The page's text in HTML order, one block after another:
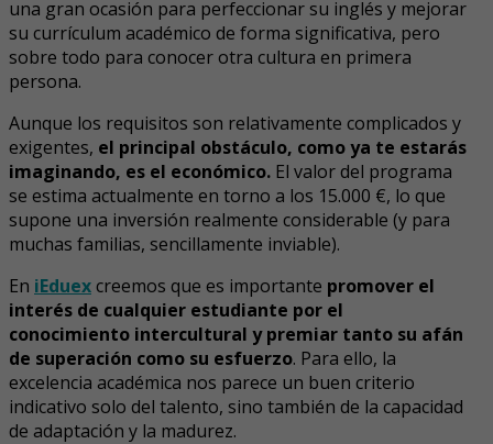
una gran ocasión para perfeccionar su inglés y mejorar
su currículum académico de forma significativa, pero
sobre todo para conocer otra cultura en primera
persona.
Aunque los requisitos son relativamente complicados y
exigentes, el principal obstáculo, como ya te estarás
imaginando, es el económico. El valor del programa
se estima actualmente en torno a los 15.000 €, lo que
supone una inversión realmente considerable (y para
muchas familias, sencillamente inviable).
En iEduexcreemos que es importante promover el
interés de cualquier estudiante por el
conocimiento intercultural y premiar tanto su afán
de superación como su esfuerzo. Para ello, la
excelencia académica nos parece un buen criterio
indicativo solo del talento, sino también de la capacidad
de adaptación y la madurez.